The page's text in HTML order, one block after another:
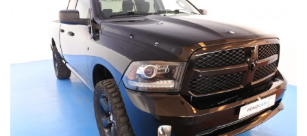
Vettura ALLBLACK con scarico FLOWMASTER dal sound
eccezionale.
Gancio traino omologato.
Possibilità installazione GPL BRC con bombola 100L: +2500 €
GARANZIA LEGALE DI CONFORMITA' 12 MESI